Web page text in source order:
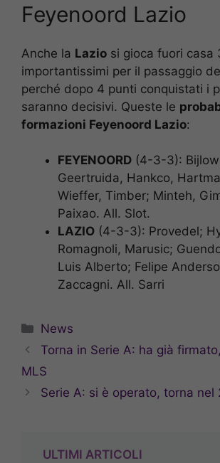
Feyenoord Lazio
Anche la Lazio si gioca fuori casa
importantissimi per il passaggio
perché dopo 4 punti conquistati i
saranno decisivi. Queste le
formazioni Feyenoord Lazio:
FEYENOORD (4-3-3):
Geertruida, Hankco,
Wieffer, Timber; Minteh,
Paixao. All. Slot.
LAZIO (4-3-3): Provedel;
Romagnoli, Marusic;
Luis Alberto; Felipe
Zaccagni. All. Sarri
Categorie
News
Torna in Serie A: ha già
MLS
Serie A: si è operato, torna nel
ULTIMI ARTICOLI